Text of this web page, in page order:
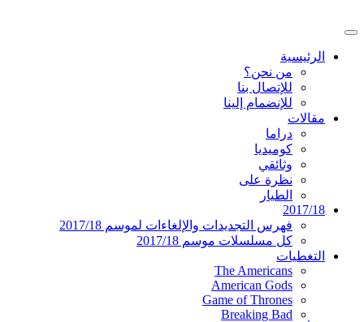
إلى
دليل التلفزيون العربي
موقع عربي متخصص في أخبار ومقالات حول
المسلسلات الأجنبية
القائمة
الرئيسيةالرئيسية
من نحن؟
للإتصال بنا
للإنضمام إلينا
مقالات
دراما
كوميديا
وثائقي
نظرة على
الطيار
2017/18
فهرس التجديدات والإلغاءات لموسم 2017/18
كل مسلسلات موسم 2017/18
التغطيات
The Americans
American Gods
Game of Thrones
Breaking Bad